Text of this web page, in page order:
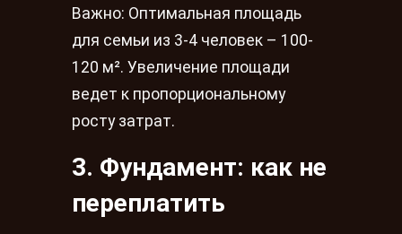
Важно: Оптимальная площадь
для семьи из 3-4 человек – 100-
120 м². Увеличение площади
ведет к пропорциональному
росту затрат.
3. Фундамент: как не
переплатить